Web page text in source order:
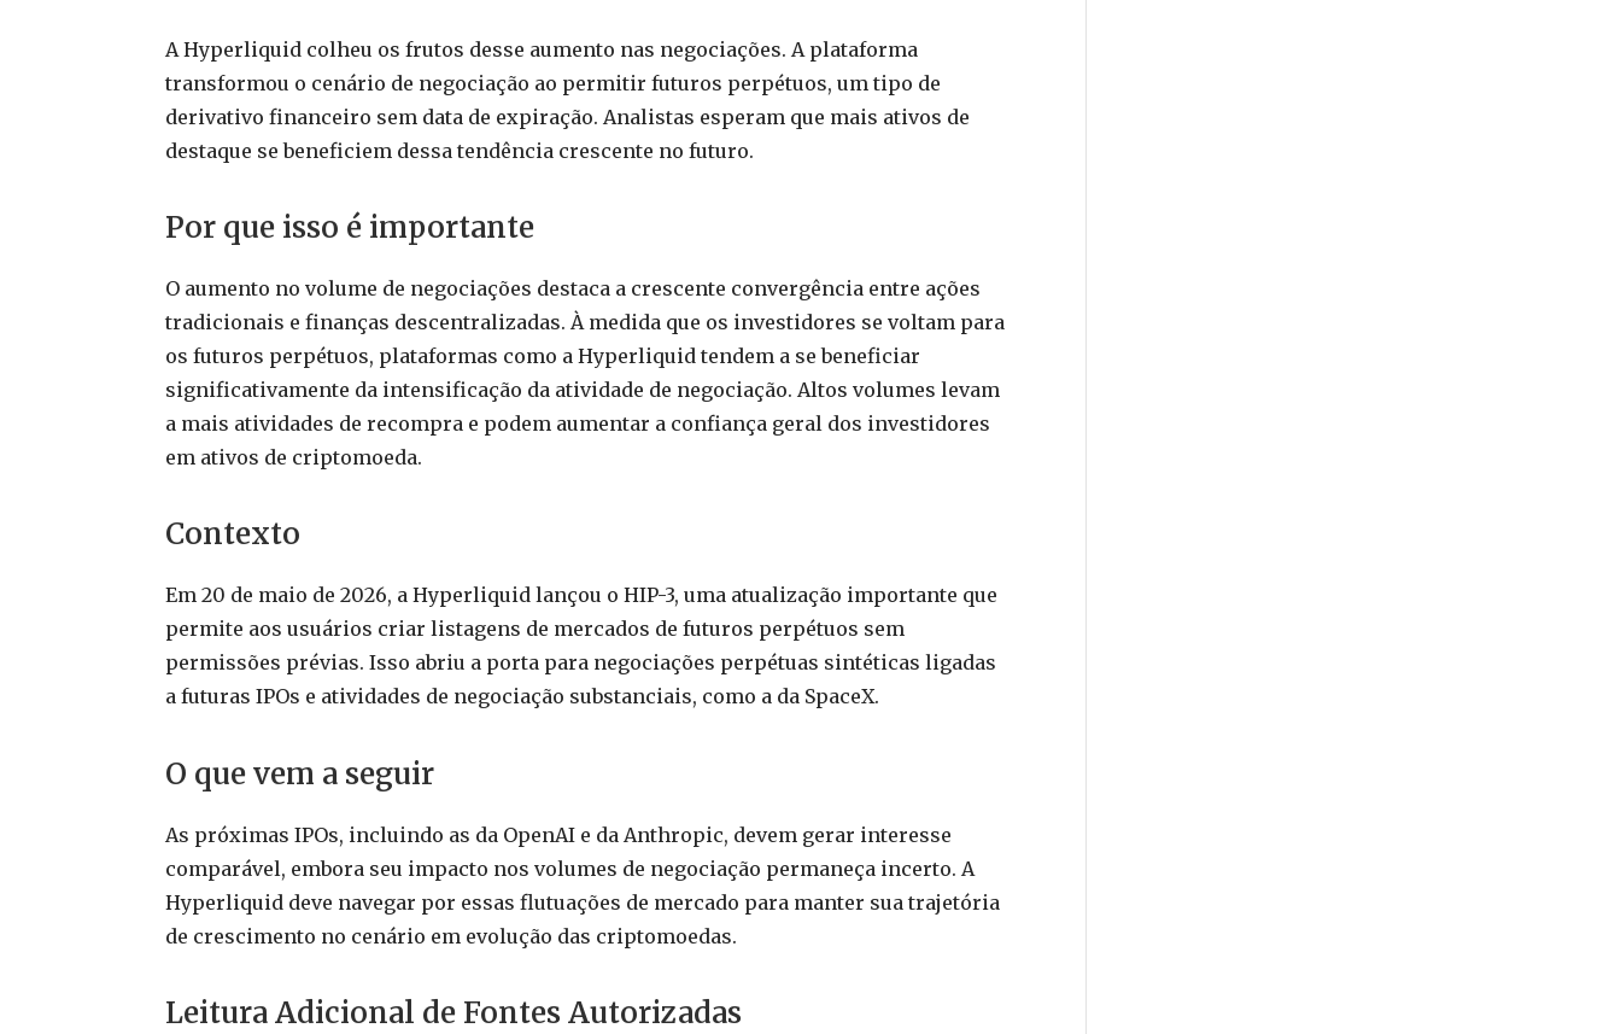
A Hyperliquid colheu os frutos desse aumento nas negociações. A plataforma
transformou o cenário de negociação ao permitir futuros perpétuos, um tipo de
derivativo financeiro sem data de expiração. Analistas esperam que mais ativos de
destaque se beneficiem dessa tendência crescente no futuro.
Por que isso é importante
O aumento no volume de negociações destaca a crescente convergência entre ações
tradicionais e finanças descentralizadas. À medida que os investidores se voltam para
os futuros perpétuos, plataformas como a Hyperliquid tendem a se beneficiar
significativamente da intensificação da atividade de negociação. Altos volumes levam
a mais atividades de recompra e podem aumentar a confiança geral dos investidores
em ativos de criptomoeda.
Contexto
Em 20 de maio de 2026, a Hyperliquid lançou o HIP-3, uma atualização importante que
permite aos usuários criar listagens de mercados de futuros perpétuos sem
permissões prévias. Isso abriu a porta para negociações perpétuas sintéticas ligadas
a futuras IPOs e atividades de negociação substanciais, como a da SpaceX.
O que vem a seguir
As próximas IPOs, incluindo as da OpenAI e da Anthropic, devem gerar interesse
comparável, embora seu impacto nos volumes de negociação permaneça incerto. A
Hyperliquid deve navegar por essas flutuações de mercado para manter sua trajetória
de crescimento no cenário em evolução das criptomoedas.
Leitura Adicional de Fontes Autorizadas